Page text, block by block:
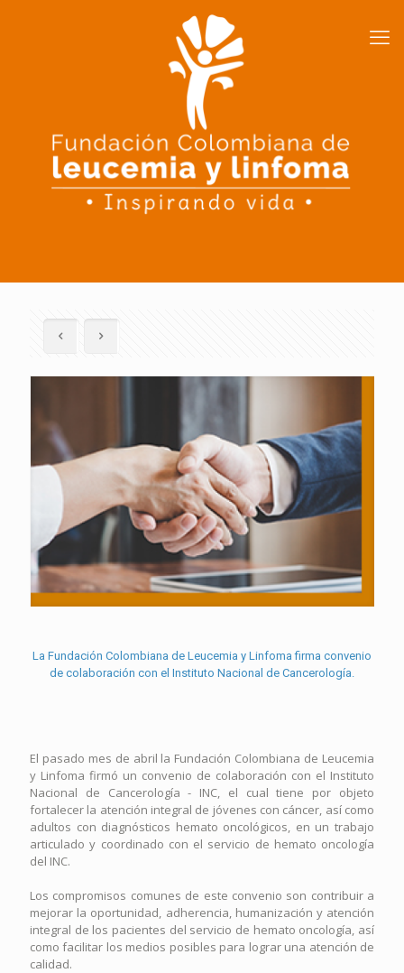
La Fundación Colombiana de Leucemia y Linfoma firma convenio
de colaboración con el Instituto Nacional de Cancerología.
El pasado mes de abril la Fundación Colombiana de Leucemia
y Linfoma firmó un convenio de colaboración con el Instituto
Nacional de Cancerología - INC, el cual tiene por objeto
fortalecer la atención integral de jóvenes con cáncer, así como
adultos con diagnósticos hemato oncológicos, en un trabajo
articulado y coordinado con el servicio de hemato oncología
del INC.
Los compromisos comunes de este convenio son contribuir a
mejorar la oportunidad, adherencia, humanización y atención
integral de los pacientes del servicio de hemato oncología, así
como facilitar los medios posibles para lograr una atención de
calidad.